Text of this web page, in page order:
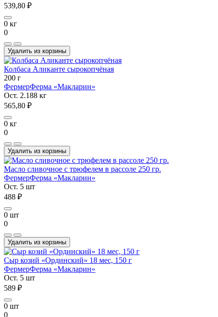
539,80 ₽
0 кг
0
Удалить из корзины
Колбаса Аликанте сырокопчёная
200 г
ФермерФерма «Макларин»
Ост. 2.188 кг
565,80 ₽
0 кг
0
Удалить из корзины
Масло сливочное с трюфелем в рассоле 250 гр.
ФермерФерма «Макларин»
Ост. 5 шт
488 ₽
0 шт
0
Удалить из корзины
Сыр козий «Ординский» 18 мес, 150 г
ФермерФерма «Макларин»
Ост. 5 шт
589 ₽
0 шт
0